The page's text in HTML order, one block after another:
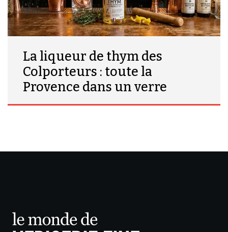
La liqueur de thym des
Colporteurs : toute la
Provence dans un verre